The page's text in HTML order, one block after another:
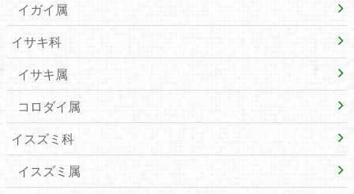
イガイ属
イサキ科
イサキ属
コロダイ属
イスズミ科
イスズミ属